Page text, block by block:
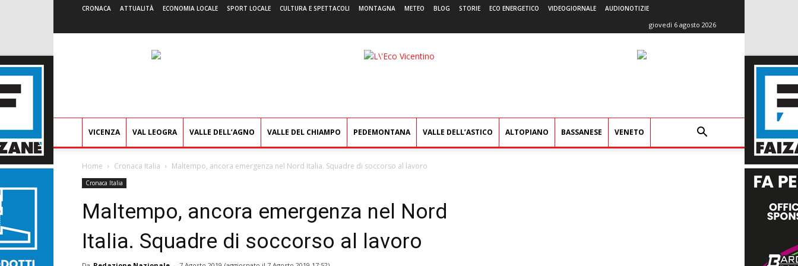
CRONACA ATTUALITÀ ECONOMIA LOCALE SPORT LOCALE CULTURA E SPETTACOLI MONTAGNA METEO BLOG STORIE ECO ENERGETICO VIDEOGIORNALE AUDIONOTIZIE
giovedì 6 agosto 2026
L'Eco
VICENZA VAL LEOGRA VALLE DELL’AGNO VALLE DEL CHIAMPO PEDEMONTANA VALLE DELL’ASTICO ALTOPIANO BASSANESE VENETO
Home Cronaca Italia Maltempo, ancora emergenza nel Nord Italia. Squadre di soccorso al lavoro
Cronaca Italia
Maltempo, ancora emergenza nel Nord
Italia. Squadre di soccorso al lavoro